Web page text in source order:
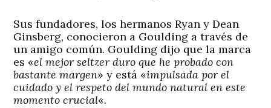
Sus fundadores, los hermanos Ryan y Dean
Ginsberg, conocieron a Goulding a través de
un amigo común. Goulding dijo que la marca
es «el mejor seltzer duro que he probado con
bastante margen» y está «impulsada por el
cuidado y el respeto del mundo natural en este
momento crucial«.